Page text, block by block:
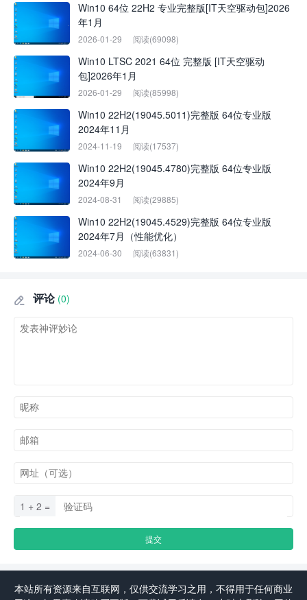
Win10 64位 22H2 专业完整版[IT天空驱动包]2026
年1月
2026-01-29 阅读(69098)
Win10 LTSC 2021 64位 完整版 [IT天空驱动
包]2026年1月
2026-01-29 阅读(85998)
Win10 22H2(19045.5011)完整版 64位专业版
2024年11月
2024-11-19 阅读(17537)
Win10 22H2(19045.4780)完整版 64位专业版
2024年9月
2024-08-31 阅读(29885)
Win10 22H2(19045.4529)完整版 64位专业版
2024年7月（性能优化）
2024-06-30 阅读(63831)
 评论 (0)
1 + 2 =
本站所有资源来自互联网，仅供交流学习之用，不得用于任何商业